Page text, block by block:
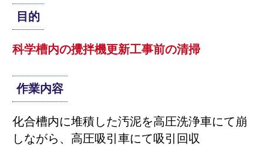
目的
科学槽内の攪拌機更新工事前の清掃
作業内容
化合槽内に堆積した汚泥を高圧洗浄車にて崩
しながら、高圧吸引車にて吸引回収